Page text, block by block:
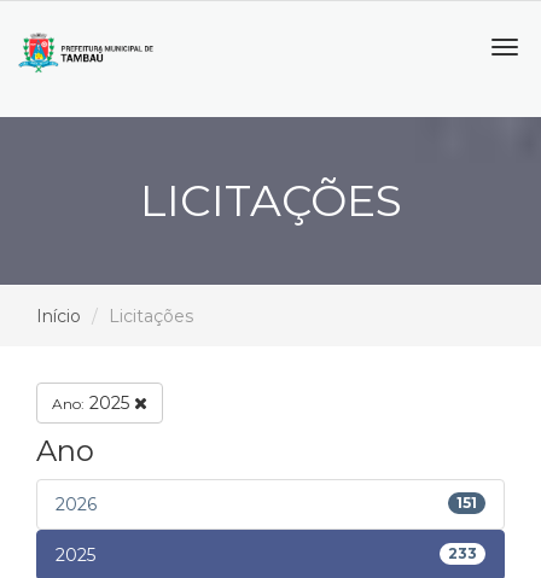
LICITAÇÕES
Início Licitações
Ano: 2025
Ano
2026 151
2025 233